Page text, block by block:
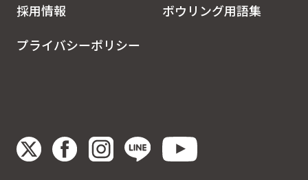
採用情報
ボウリング用語集
プライバシーポリシー